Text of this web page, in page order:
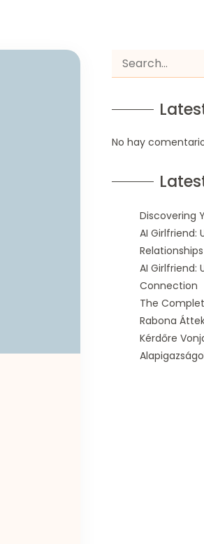
No hay
Discovering
AI Girlfriend:
Relationships
AI Girlfriend:
Connection
The
Rabona
Kérdőre